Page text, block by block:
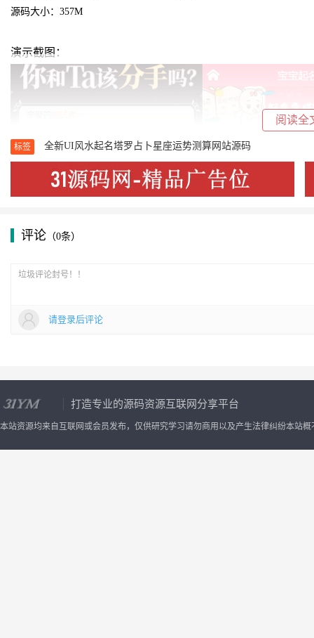
源码大小：357M
演示截图：
阅读全
标签 全新UI风水起名塔罗占卜星座运势测算网站源码
评论 （0条）
请登录后评论
打造专业的源码资源互联网分享平台
本站资源均来自互联网或会员发布，仅供研究学习请勿商用以及产生法律纠纷本站